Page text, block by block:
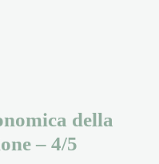
della
– 4/5